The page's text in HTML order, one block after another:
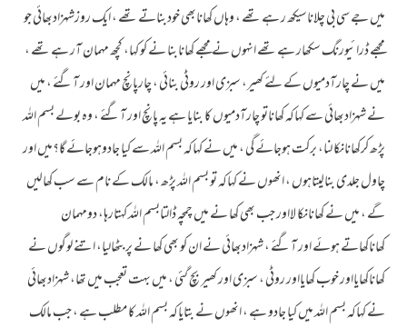
میں جے سی بی چلاناسیکھ ر ہے تھے ، وہاں کھانابھی خودبناتے تھے ، ایک روزشہزادبھائی جو
مجھے ڈرائیورنگ سکھار ہے تھے انہوں نے مجھے کھانابنا نے کو کہا، کچھ مہمان آر ہے تھے ،
میں نے چارآدمیوں کے لئے کھیر، سبزی اور روٹی بنائی ، چارپانچ مہمان اور آگئے ، میں
نے شہزادبھائی سے کہاکہ کھاناتو چارآدمیوں کا بنایا ہے یہ پانچ اور آگئے ، وہ بولے بسم اللہ
پڑھ کرکھانانکا لنا، برکت ہوجائے گی ، میں نے کہاکہ بسم اللہ سے کیا جادوہوجائے گا؟میں اور
چاول جلدی بنالیتاہوں ، انھوں نے کہاکہ تو بسم اللہ پڑھ ، مالک کے نام سے سب کھالیں
گے ، میں نے کھانانکا لااور جب بھی کھا نے میں چمچہ ڈالتابسم اللہ کہتارہا، دومہمان
کھاناکھاتے ہوئے اور آگئے ، شہزادبھائی نے ان کو بھی کھا نے پر بٹھالیا، اتنے لوگوں نے
کھاناکھایااور خوب کھایااور روٹی ، سبزی اور کھیر بچ گئی ، میں بہت تعجب میں تھا، شہزادبھائی
نے کہاکہ بسم اللہ میں کیا جادو ہے ، انھوں نے بتایاکہ بسم اللہ کا مطلب ہے ، جب مالک